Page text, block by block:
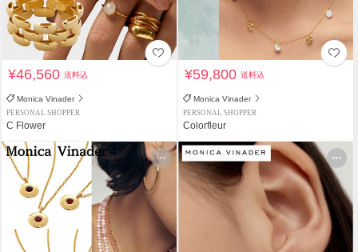
¥46,560送料込
Monica Vinader
PERSONAL SHOPPER
C Flower
¥59,800送料込
Monica Vinader
PERSONAL SHOPPER
Colorfleur